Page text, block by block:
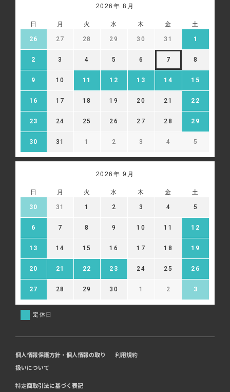
2026年 8月
日 月 火 水 木 金 土
26 27 28 29 30 31 1
2 3 4 5 6 7 8
9 10 11 12 13 14 15
16 17 18 19 20 21 22
23 24 25 26 27 28 29
30 31 1 2 3 4 5
2026年 9月
日 月 火 水 木 金 土
30 31 1 2 3 4 5
6 7 8 9 10 11 12
13 14 15 16 17 18 19
20 21 22 23 24 25 26
27 28 29 30 1 2 3
定休日
個人情報保護方針・個人情報の取り
扱いについて
利用規約
特定商取引法に基づく表記